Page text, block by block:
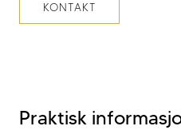
KONTAKT
Praktisk